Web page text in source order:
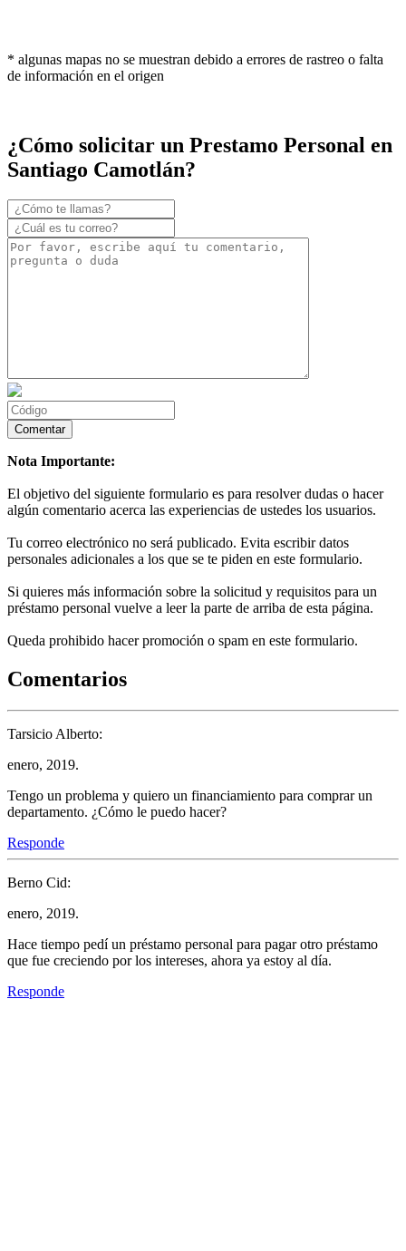
* algunas mapas no se muestran debido a errores de rastreo o falta
de información en el origen
¿Cómo solicitar un Prestamo Personal en
Santiago Camotlán?
Nota Importante:
El objetivo del siguiente formulario es para resolver dudas o hacer
algún comentario acerca las experiencias de ustedes los usuarios.
Tu correo electrónico no será publicado. Evita escribir datos
personales adicionales a los que se te piden en este formulario.
Si quieres más información sobre la solicitud y requisitos para un
préstamo personal vuelve a leer la parte de arriba de esta página.
Queda prohibido hacer promoción o spam en este formulario.
Comentarios
Tarsicio Alberto:
enero, 2019.
Tengo un problema y quiero un financiamiento para comprar un
departamento. ¿Cómo le puedo hacer?
Responde
Berno Cid:
enero, 2019.
Hace tiempo pedí un préstamo personal para pagar otro préstamo
que fue creciendo por los intereses, ahora ya estoy al día.
Responde